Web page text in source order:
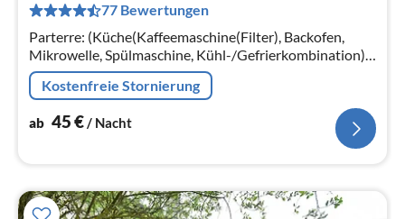
77 Bewertungen
Parterre: (Küche(Kaffeemaschine(Filter), Backofen,
Mikrowelle, Spülmaschine, Kühl-/Gefrierkombination),
Wohn/Esszimmer(TV(Flatscreen, Satellit)
Kostenfreie Stornierung
ab 45€/ Nacht